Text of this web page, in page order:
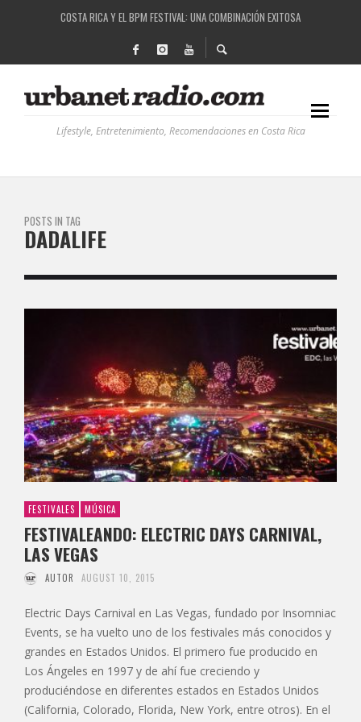
COSTA RICA Y EL BPM FESTIVAL: UNA COMBINACIÓN EXITOSA
RUTAS NATURBANAS: EL PROYECTO QUE ESTÁ TRANSFORMANDO LA CALIDAD DE
LA HISTORIA DETRÁS DE LA MÚSICA ELECTRÓNICA: BBC RADIOPHONIC WORKSHOP
Lifestyle, Entretenimiento, Recomendaciones en Costa Rica
POSTS IN TAG
DADALIFE
FESTIVALES MÚSICA
FESTIVALEANDO: ELECTRIC DAYS CARNIVAL,
LAS VEGAS
AUTOR AUGUST 10, 2015
Electric Days Carnival en Las Vegas, fundado por Insomniac
Events, se ha vuelto uno de los festivales más conocidos y
grandes en Estados Unidos. El primero fue producido en
Los Ángeles en 1997 y de ahí fue creciendo y
produciéndose en diferentes estados en Estados Unidos
(California, Colorado, Florida, New York, entre otros). En el